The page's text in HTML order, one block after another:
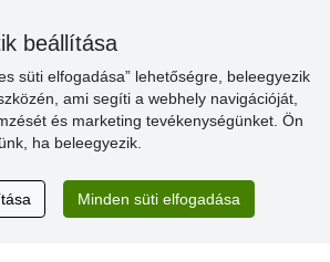
és jutalmak nagykereskedelmi
beállítása
süti elfogadása” lehetőségre, beleegyezik
ami segíti a webhely navigációját,
és marketing tevékenységünket. Ön
ha beleegyezik.
Minden süti elfogadása